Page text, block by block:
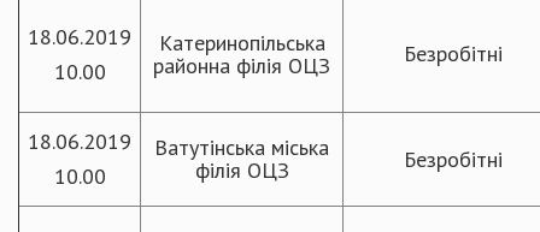
18.06.2019
10.00
Катеринопільська
районна філія ОЦЗ
Безробітні
18.06.2019
10.00
Ватутінська міська
філія ОЦЗ
Безробітні